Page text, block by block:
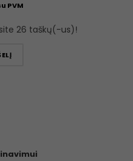
PVM
26 taškų(-us)!